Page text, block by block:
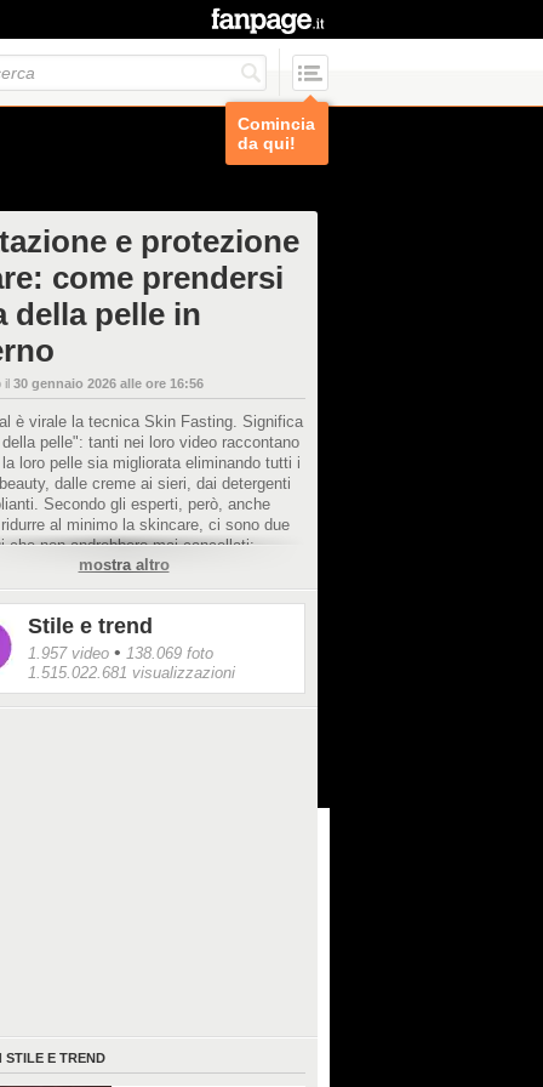
Comincia
da qui!
e protezione
come prendersi
della pelle in
il 30 gennaio 2026 alle ore 16:56
è virale la tecnica Skin Fasting. Significa
pelle": tanti nei loro video raccontano
loro pelle sia migliorata eliminando tutti i
dalle creme ai sieri, dai detergenti
Secondo gli esperti, però, anche
al minimo la skincare, ci sono due
che non andrebbero mai cancellati:
(senza dimenticare contorno occhi e
la protezione solare. Più che eliminare del
sarebbe meglio individuare una
routine adatta al proprio tipo di pelle, di
viso.
mostra altro
Stile e trend
1.957 video • 138.069 foto
1.515.022.681 visualizzazioni
STILE E TREND